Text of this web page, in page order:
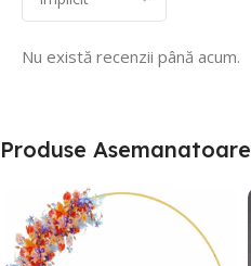
Nu există recenzii până acum.
Produse Asemanatoare